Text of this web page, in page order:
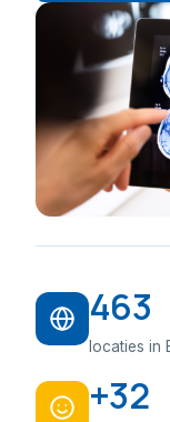
463
locaties in
+32